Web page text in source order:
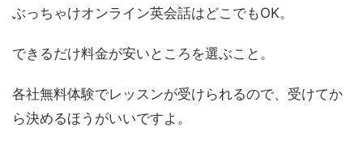
ぶっちゃけオンライン英会話はどこでもOK。
できるだけ料金が安いところを選ぶこと。
各社無料体験でレッスンが受けられるので、受けてか
ら決めるほうがいいですよ。